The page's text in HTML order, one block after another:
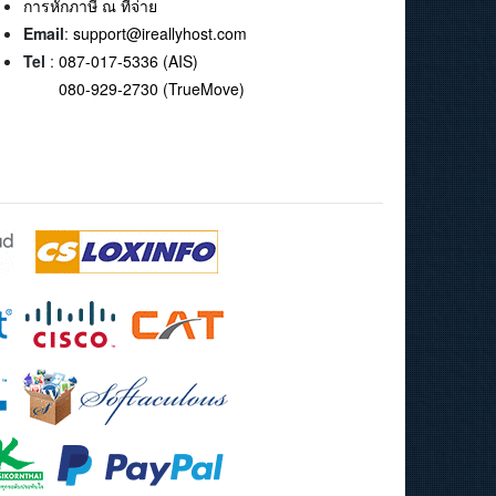
การหักภาษี ณ ที่จ่าย
Email: support@ireallyhost.com
Tel : 087-017-5336 (AIS)
080-929-2730 (TrueMove)